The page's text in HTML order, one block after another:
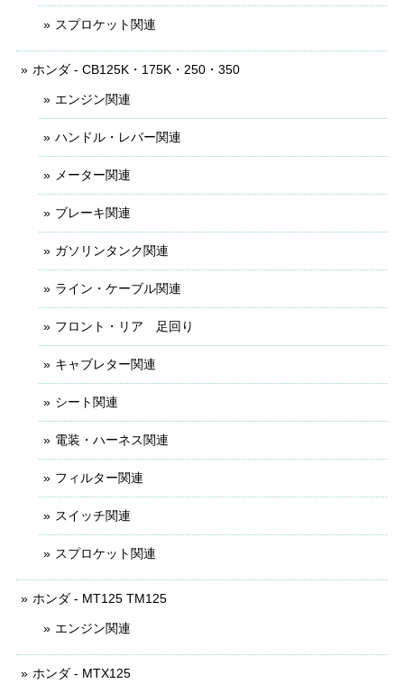
スプロケット関連
ホンダ - CB125K・175K・250・350
エンジン関連
ハンドル・レバー関連
メーター関連
ブレーキ関連
ガソリンタンク関連
ライン・ケーブル関連
フロント・リア 足回り
キャブレター関連
シート関連
電装・ハーネス関連
フィルター関連
スイッチ関連
スプロケット関連
ホンダ - MT125 TM125
エンジン関連
ホンダ - MTX125